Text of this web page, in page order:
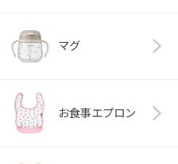
マグ
お食事エプロン